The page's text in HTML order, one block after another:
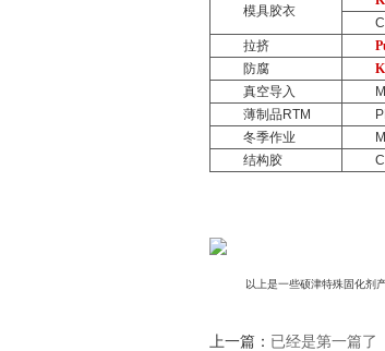
模具胶衣
拉挤
防腐
真空导入
薄制品 RTM
冬季作业
结构胶
以 上是一些硕津特殊固化剂
上一篇： 已经是第一篇了